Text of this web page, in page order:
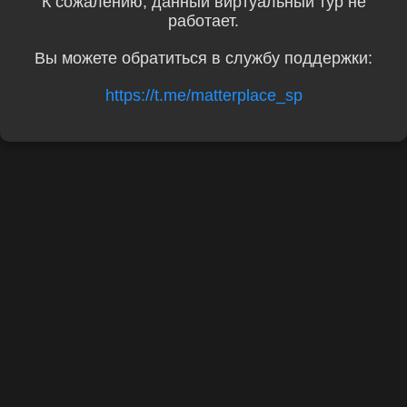
работает.
Вы можете обратиться в службу поддержки:
https://t.me/matterplace_sp